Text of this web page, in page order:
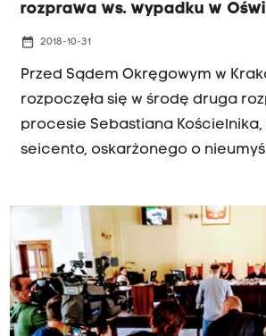
rozprawa ws. wypadku w
date_range 2018-10-31
Przed Sądem Okręgowym w
rozpoczęła się w środę druga
procesie Sebastiana
seicento, oskarżonego o
premier Beata Szydło. Jeden ze
stawił się, wobec tego
godz. 11.15. Do wypadku doszło 10
Oświęcimiu.